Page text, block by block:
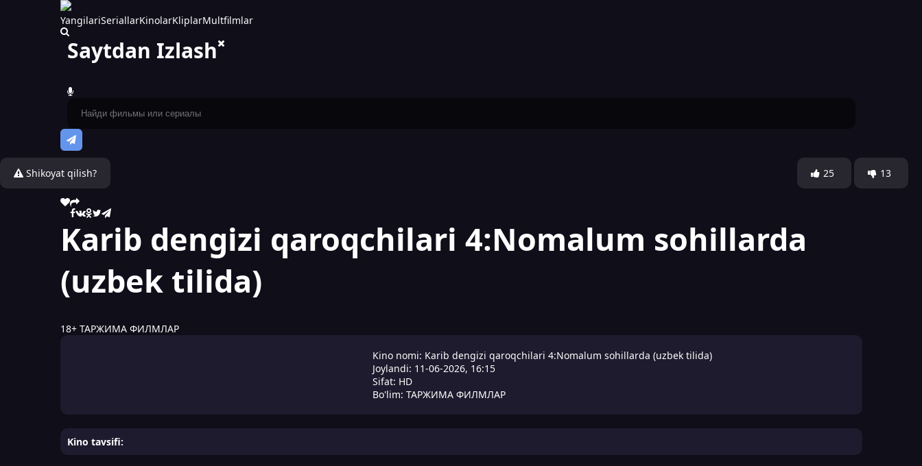
YangilariSeriallarKinolarKliplarMultfilmlar
Saytdan Izlash
Shikoyat qilish? 25 13
Karib dengizi qaroqchilari 4:Nomalum sohillarda
(uzbek tilida)
18+ ТАРЖИМА ФИЛМЛАР
Kino nomi: Karib dengizi qaroqchilari 4:Nomalum sohillarda (uzbek tilida)
Joylandi: 11-06-2026, 16:15
Sifat: HD
Bo'lim: ТАРЖИМА ФИЛМЛАР
Kino tavsifi: